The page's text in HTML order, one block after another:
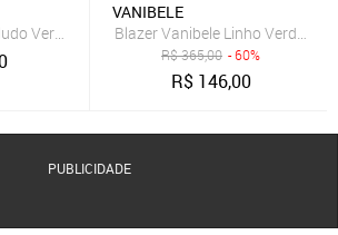
Verde
VANIBELE
Blazer Vanibele Linho Verde
R$365,00 - 60%
R$ 146,00
PUBLICIDADE